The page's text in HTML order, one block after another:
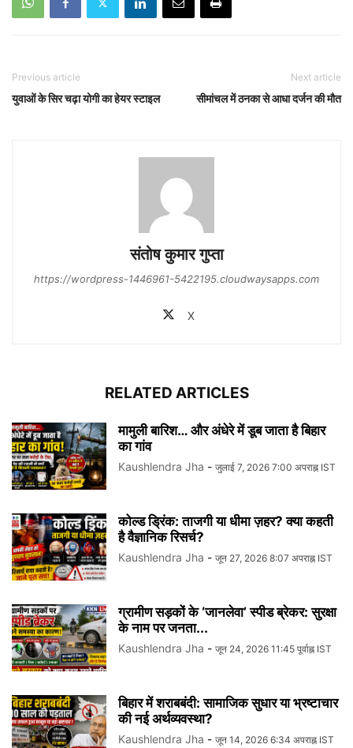
Previous article
युवाओं के सिर चढ़ा योगी का हेयर स्टाइल
Next article
सीमांचल में ठनका से आधा दर्जन की मौत
संतोष कुमार गुप्‍ता
https://wordpress-1446961-5422195.cloudwaysapps.com
X
RELATED ARTICLES
मामुली बारिश… और अंधेरे में डूब जाता है बिहार
का गांव
Kaushlendra Jha - जुलाई 7, 2026 7:00 अपराह्न IST
कोल्ड ड्रिंक: ताजगी या धीमा ज़हर? क्या कहती
है वैज्ञानिक रिसर्च?
Kaushlendra Jha - जून 27, 2026 8:07 अपराह्न IST
ग्रामीण सड़कों के ‘जानलेवा’ स्पीड ब्रेकर: सुरक्षा
के नाम पर जनता...
Kaushlendra Jha - जून 24, 2026 11:45 पूर्वाह्न IST
बिहार में शराबबंदी: सामाजिक सुधार या भ्रष्टाचार
की नई अर्थव्यवस्था?
Kaushlendra Jha - जून 14, 2026 6:34 अपराह्न IST